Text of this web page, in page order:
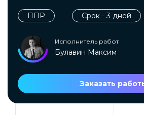
ППР Срок - 3 дней
Исполнитель работ
Булавин Максим
Заказать